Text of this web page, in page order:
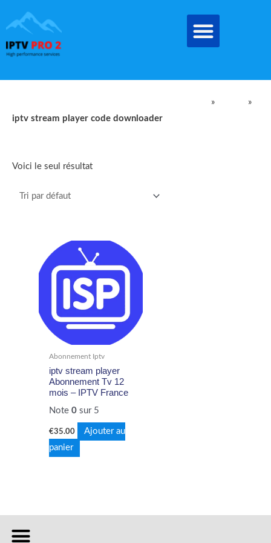
au
contenu
»
»
iptv stream player code downloader
Voici le seul résultat
Abonnement Iptv
iptv stream player
Abonnement Tv 12
mois – IPTV France
Note0 sur 5
€35.00
Ajouter au
panier